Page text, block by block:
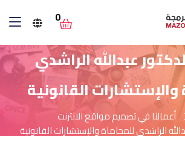
0
عبدالله الراشدي
القانونية
أعمالنا في تصميم مواقع الانترنت
الراشدي للمحاماة والإستشارات القانونية